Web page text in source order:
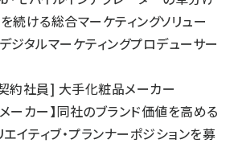
続ける総合マーケティングソリュー
ジタルマーケティングプロデューサー
約社員] 大手化粧品メーカー
ーカー】同社のブランド価値を高める
エイティブ・プランナーポジションを募